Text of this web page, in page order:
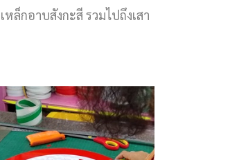
ล็กอาบสังกะสี รวมไปถึงเสา